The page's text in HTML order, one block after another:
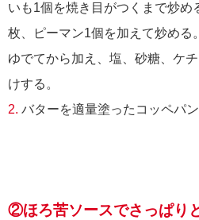
いも1個を焼き目がつくまで炒め
枚、ピーマン1個を加えて炒める
ゆでてから加え、塩、砂糖、ケ
けする。
2. バターを適量塗ったコッペパ
②ほろ苦ソースでさっぱり